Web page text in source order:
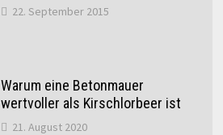
22. September 2015
Warum eine Betonmauer
wertvoller als Kirschlorbeer ist
21. August 2020